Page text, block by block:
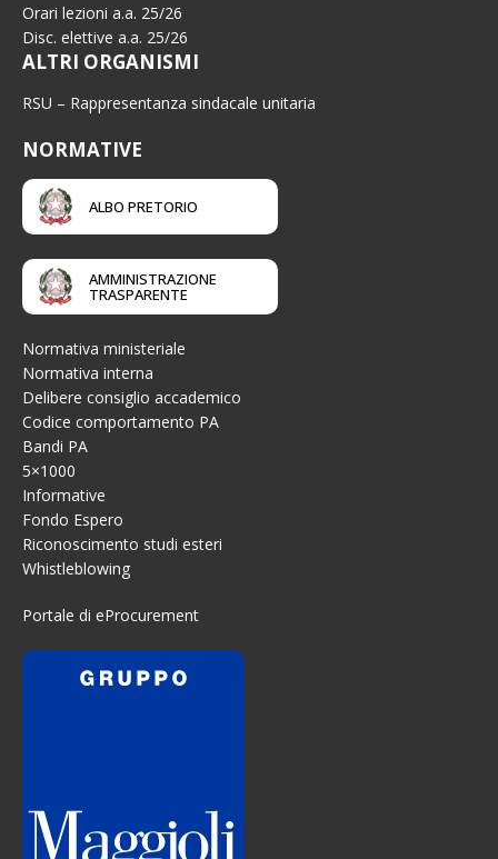
Orari lezioni a.a. 25/26
Disc. elettive a.a. 25/26
ALTRI ORGANISMI
RSU – Rappresentanza sindacale unitaria
NORMATIVE
ALBO PRETORIO
AMMINISTRAZIONE
TRASPARENTE
Normativa ministeriale
Normativa interna
Delibere consiglio accademico
Codice comportamento PA
Bandi PA
5×1000
Informative
Fondo Espero
Riconoscimento studi esteri
Whistleblowing
Portale di eProcurement